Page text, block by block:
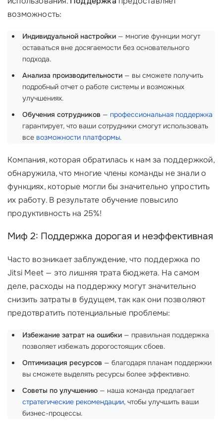
возможность:
Индивидуальной настройки — многие функции могут
оставаться вне досягаемости без основательного
подхода.
Анализа производительности — вы сможете получить
подробный отчет о работе системы и возможных
улучшениях.
Обучения сотрудников — профессиональная поддержка
гарантирует, что ваши сотрудники смогут использовать
все возможности платформы.
Компания, которая обратилась к нам за поддержкой,
обнаружила, что многие члены команды не знали о
функциях, которые могли бы значительно упростить
их работу. В результате обучение повысило
продуктивность на 25%!
Миф 2: Поддержка дорогая и неэффективная
Часто возникает заблуждение, что поддержка по
Jitsi Meet — это лишняя трата бюджета. На самом
деле, расходы на поддержку могут значительно
снизить затраты в будущем, так как они позволяют
предотвратить потенциальные проблемы:
Избежание затрат на ошибки — правильная поддержка
позволяет избежать дорогостоящих сбоев.
Оптимизация ресурсов — благодаря планам поддержки
вы сможете выделять ресурсы более эффективно.
Советы по улучшению — наша команда предлагает
стратегические рекомендации, чтобы улучшить ваши
бизнес-процессы.